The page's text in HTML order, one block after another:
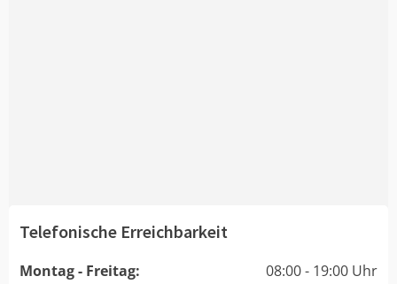
Telefonische Erreichbarkeit
Montag - Freitag:
08:00 - 19:00 Uhr